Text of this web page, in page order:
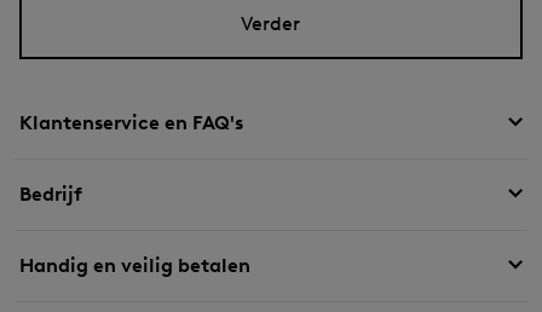
Klantenservice en FAQ's
Bedrijf
Handig en veilig betalen
Verder